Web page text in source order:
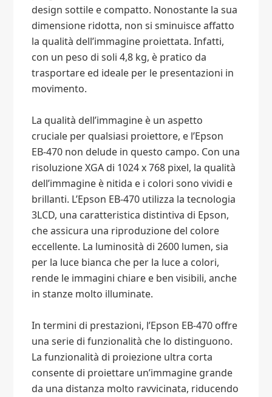
design sottile e compatto. Nonostante la sua
dimensione ridotta, non si sminuisce affatto
la qualità dell’immagine proiettata. Infatti,
con un peso di soli 4,8 kg, è pratico da
trasportare ed ideale per le presentazioni in
movimento.
La qualità dell’immagine è un aspetto
cruciale per qualsiasi proiettore, e l’Epson
EB-470 non delude in questo campo. Con una
risoluzione XGA di 1024 x 768 pixel, la qualità
dell’immagine è nitida e i colori sono vividi e
brillanti. L’Epson EB-470 utilizza la tecnologia
3LCD, una caratteristica distintiva di Epson,
che assicura una riproduzione del colore
eccellente. La luminosità di 2600 lumen, sia
per la luce bianca che per la luce a colori,
rende le immagini chiare e ben visibili, anche
in stanze molto illuminate.
In termini di prestazioni, l’Epson EB-470 offre
una serie di funzionalità che lo distinguono.
La funzionalità di proiezione ultra corta
consente di proiettare un’immagine grande
da una distanza molto ravvicinata, riducendo